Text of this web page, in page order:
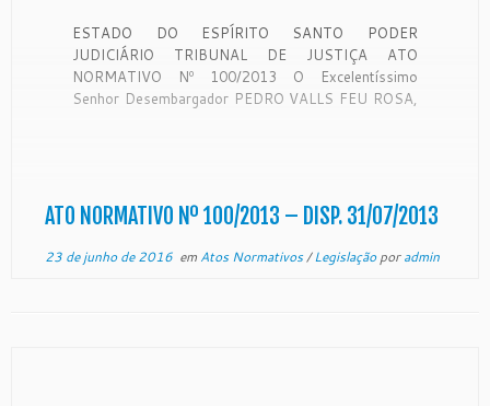
ESTADO DO ESPÍRITO SANTO PODER
JUDICIÁRIO TRIBUNAL DE JUSTIÇA ATO
NORMATIVO Nº 100/2013 O Excelentíssimo
Senhor Desembargador PEDRO VALLS FEU ROSA,
Excelentíssimo […]
ATO NORMATIVO Nº 100/2013 – DISP. 31/07/2013
23 de junho de 2016em Atos Normativos/Legislaçãoporadmin